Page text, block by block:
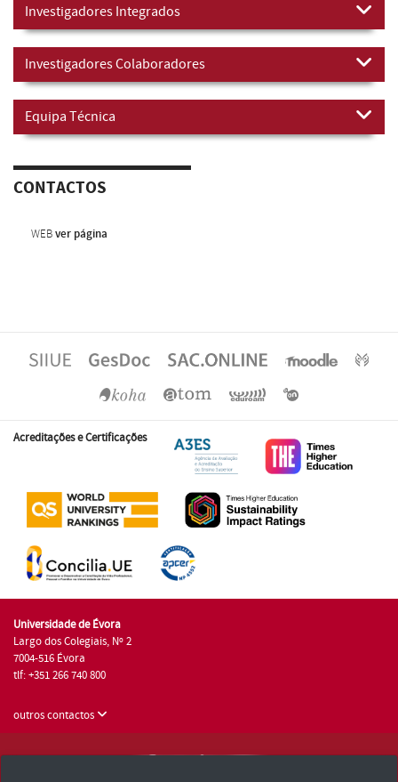
Investigadores Integrados
Investigadores Colaboradores
Equipa Técnica
CONTACTOS
WEBver página
Acreditações e Certificações
Universidade de Évora
Largo dos Colegiais, Nº 2
7004-516 Évora
tlf: +351 266 740 800
outros contactos